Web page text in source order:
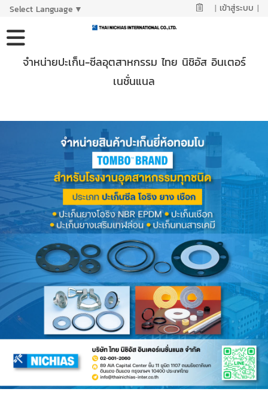
Select Language ▼ | เข้าสู่ระบบ |
จำหน่ายปะเก็น-ซีลอุตสาหกรรม ไทย นิชิอัส อินเตอร์
เนชั่นแนล